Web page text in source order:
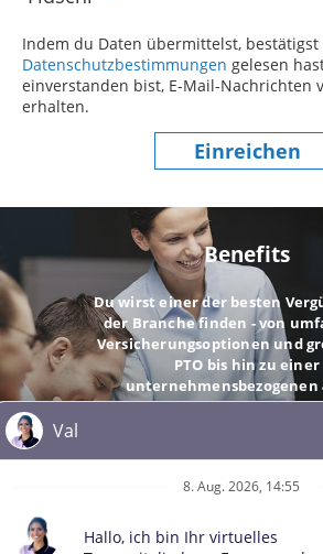
Indem du Daten übermittelst, bestätigst
Datenschutzbestimmungen (dieser
gelesen
einverstanden bist, E-Mail-Nachrichten
erhalten.
Einreichen
Benefits
Du wirst einer der besten
der Branche finden - von
Versicherungsoptionen und
PTO bis hin zu einer
unternehmensbezogenen